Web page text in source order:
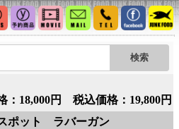
：18,000円 税込価格：19,800円
ポット ラバーガン